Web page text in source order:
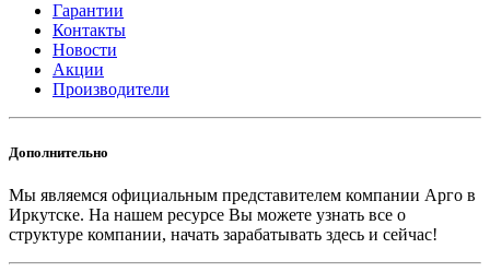
Гарантии
Контакты
Новости
Акции
Производители
Дополнительно
Мы являемся официальным представителем компании Арго в
Иркутске. На нашем ресурсе Вы можете узнать все о
структуре компании, начать зарабатывать здесь и сейчас!